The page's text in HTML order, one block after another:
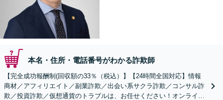
本名・住所・電話番号がわかる詐欺師
【完全成功報酬制(回収額の33％（税込）】【24時間全国対応】情報
商材／アフィリエイト／副業詐欺／出会い系サクラ詐欺／コンサル詐
欺／投資詐欺／仮想通貨のトラブルは、お任せください！オンライン